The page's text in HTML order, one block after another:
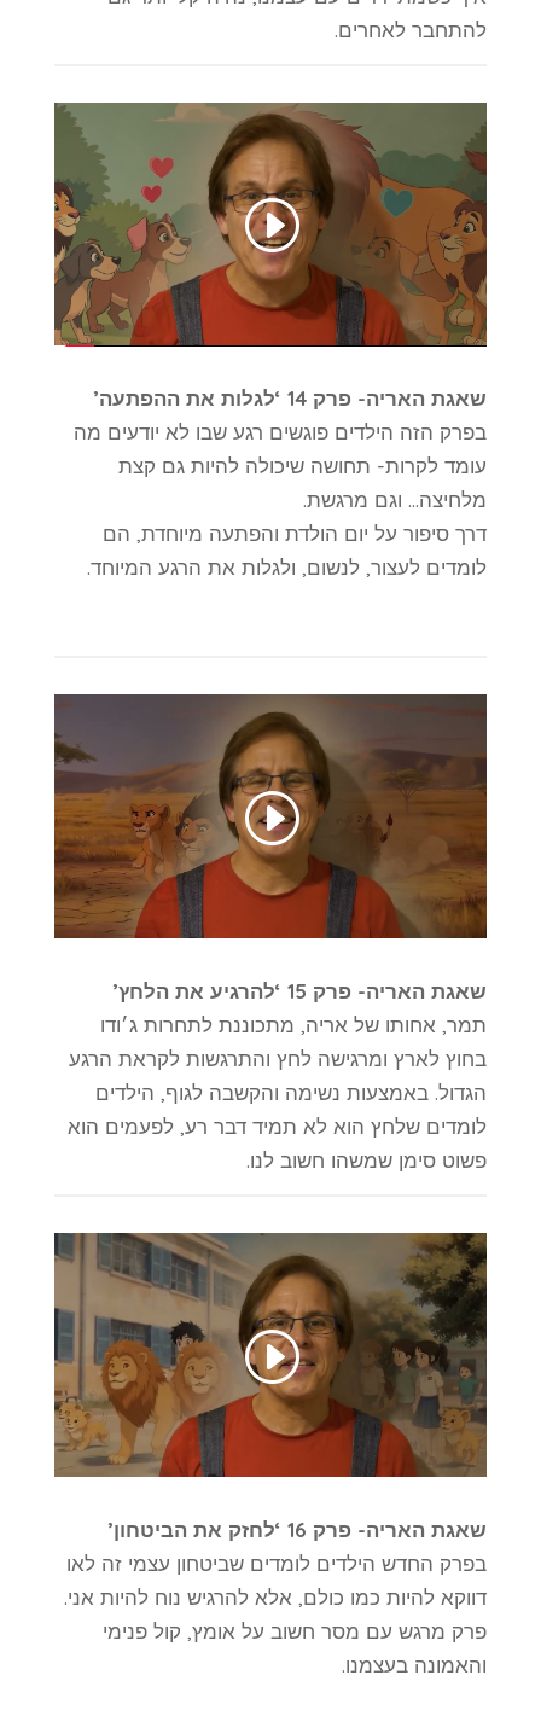
להתחבר לאחרים.
שאגת האריה- פרק 14 ‘לגלות את ההפתעה’
בפרק הזה הילדים פוגשים רגע שבו לא יודעים מה
עומד לקרות- תחושה שיכולה להיות גם קצת
מלחיצה… וגם מרגשת.
דרך סיפור על יום הולדת והפתעה מיוחדת, הם
לומדים לעצור, לנשום, ולגלות את הרגע המיוחד.
שאגת האריה- פרק 15 ‘להרגיע את הלחץ’
תמר, אחותו של אריה, מתכוננת לתחרות ג׳ודו
בחוץ לארץ ומרגישה לחץ והתרגשות לקראת הרגע
הגדול. באמצעות נשימה והקשבה לגוף, הילדים
לומדים שלחץ הוא לא תמיד דבר רע, לפעמים הוא
פשוט סימן שמשהו חשוב לנו.
שאגת האריה- פרק 16 ‘לחזק את הביטחון’
בפרק החדש הילדים לומדים שביטחון עצמי זה לאו
דווקא להיות כמו כולם, אלא להרגיש נוח להיות אני.
פרק מרגש עם מסר חשוב על אומץ, קול פנימי
והאמונה בעצמנו.